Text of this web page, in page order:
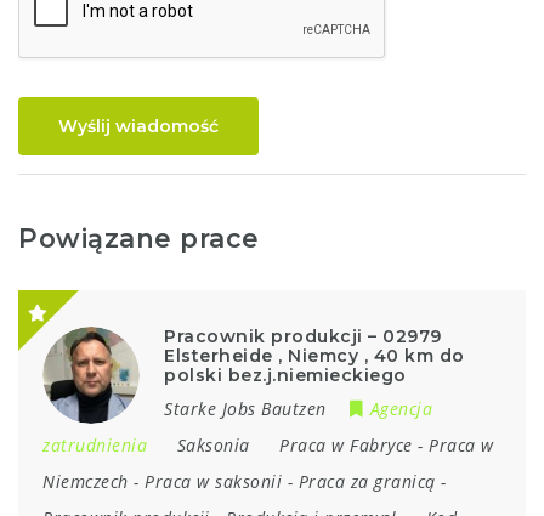
Wyślij wiadomość
Powiązane prace
Pracownik produkcji – 02979
Elsterheide , Niemcy , 40 km do
polski bez.j.niemieckiego
Starke Jobs Bautzen
Agencja
zatrudnienia
Saksonia Praca w Fabryce - Praca w
Niemczech - Praca w saksonii - Praca za granicą -